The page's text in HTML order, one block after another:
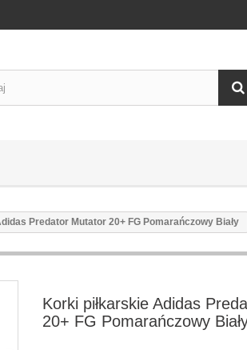
Predator Mutator 20+ FG Pomarańczowy Biały
Korki piłkarskie Adidas
20+ FG Pomarańczowy